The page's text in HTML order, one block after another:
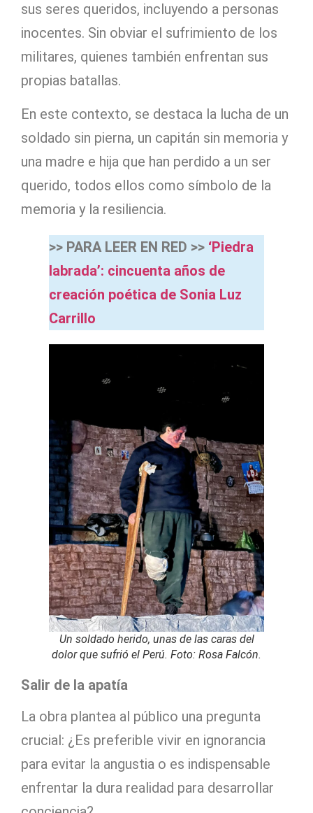
sus seres queridos, incluyendo a personas
inocentes. Sin obviar el sufrimiento de los
militares, quienes también enfrentan sus
propias batallas.
En este contexto, se destaca la lucha de un
soldado sin pierna, un capitán sin memoria y
una madre e hija que han perdido a un ser
querido, todos ellos como símbolo de la
memoria y la resiliencia.
>> PARA LEER EN RED >> ‘Piedra
labrada’: cincuenta años de
creación poética de Sonia Luz
Carrillo
Un soldado herido, unas de las caras del
dolor que sufrió el Perú. Foto: Rosa Falcón.
Salir de la apatía
La obra plantea al público una pregunta
crucial: ¿Es preferible vivir en ignorancia
para evitar la angustia o es indispensable
enfrentar la dura realidad para desarrollar